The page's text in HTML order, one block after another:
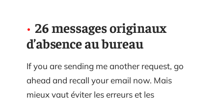
26 messages originaux
d’absence au bureau
If you are sending me another request, go
ahead and recall your email now. Mais
mieux vaut éviter les erreurs et les